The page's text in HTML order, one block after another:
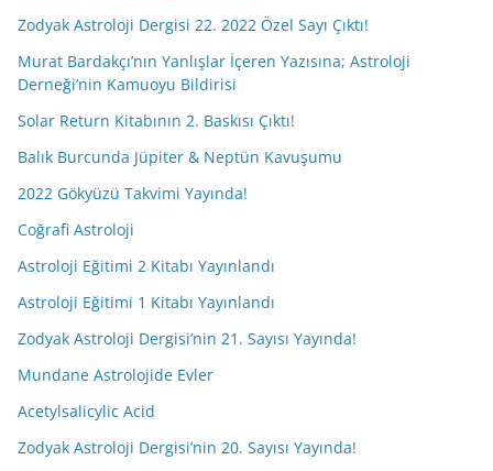
Zodyak Astroloji Dergisi 22. 2022 Özel Sayı Çıktı!
Murat Bardakçı’nın Yanlışlar İçeren Yazısına; Astroloji
Derneği’nin Kamuoyu Bildirisi
Solar Return Kitabının 2. Baskısı Çıktı!
Balık Burcunda Jüpiter & Neptün Kavuşumu
2022 Gökyüzü Takvimi Yayında!
Coğrafi Astroloji
Astroloji Eğitimi 2 Kitabı Yayınlandı
Astroloji Eğitimi 1 Kitabı Yayınlandı
Zodyak Astroloji Dergisi’nin 21. Sayısı Yayında!
Mundane Astrolojide Evler
Acetylsalicylic Acid
Zodyak Astroloji Dergisi’nin 20. Sayısı Yayında!